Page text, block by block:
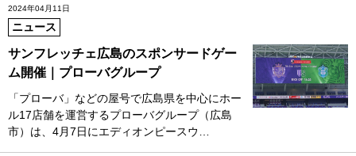
2024年04月11日
ニュース
サンフレッチェ広島のスポンサードゲー
ム開催｜プローバグループ
「プローバ」などの屋号で広島県を中心にホー
ル17店舗を運営するプローバグループ（広島
市）は、4月7日にエディオンピースウ…